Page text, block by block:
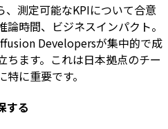
、測定可能なKPIについて合意
時間、ビジネスインパクト。
Developersが集中的で成
ちます。これは日本拠点のチー
に重要です。
する